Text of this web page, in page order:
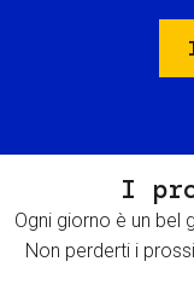
I
Ogni giorno è un bel
Non perderti i